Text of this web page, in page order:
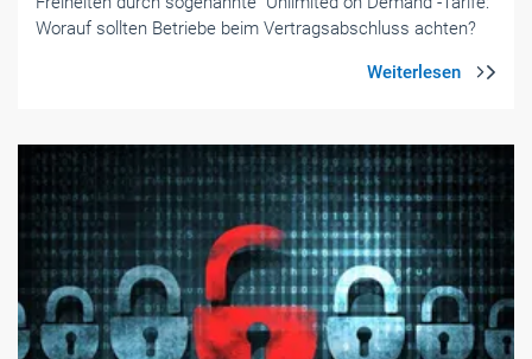
Worauf sollten Betriebe beim Vertragsabschluss achten?